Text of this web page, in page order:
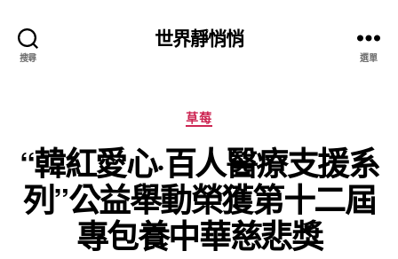
搜尋
世界靜悄悄
選單
分
類
草莓
“韓紅愛心·百人醫療支援系
列”公益舉動榮獲第十二屆
專包養中華慈悲獎